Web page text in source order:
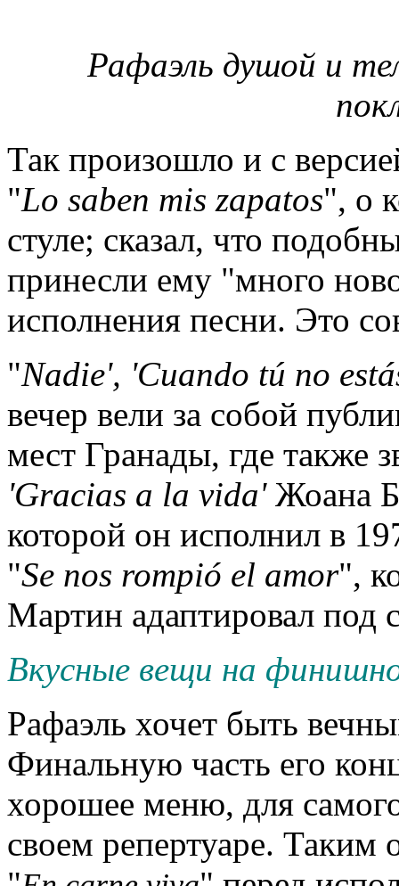
Рафаэль душой и
Так произошло и с
"Lo saben mis zapatos", о
стуле; сказал, что
принесли ему "много
исполнения песни. Это
"Nadie', 'Cuando tú no está
вечер вели за собой
мест Гранады, где также
'Gracias a la vida' Жоана
которой он исполнил в
"Se nos rompió el amor",
Мартин адаптировал под
Вкусные вещи на
Рафаэль хочет быть
Финальную часть его
хорошее меню, для
своем репертуаре. Таким